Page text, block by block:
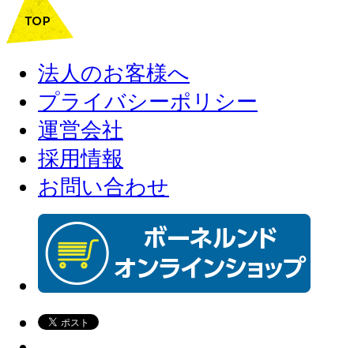
法人のお客様へ
プライバシーポリシー
運営会社
採用情報
お問い合わせ